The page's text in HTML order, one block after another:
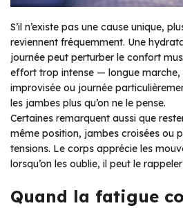
S’il n’existe pas une cause unique,
reviennent fréquemment. Une
journée peut perturber le confort
effort trop intense — longue marche,
improvisée ou journée
les jambes plus qu’on ne le pense.
Certaines remarquent aussi que
même position, jambes croisées ou
tensions. Le corps apprécie les
lorsqu’on les oublie, il peut le
Quand la fatigue